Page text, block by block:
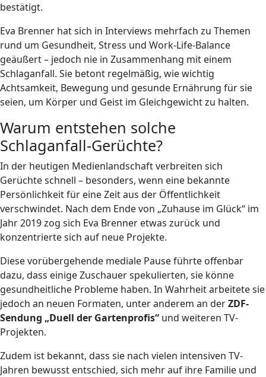
bestätigt.
Eva Brenner hat sich in Interviews mehrfach zu Themen
rund um Gesundheit, Stress und Work-Life-Balance
geäußert – jedoch nie in Zusammenhang mit einem
Schlaganfall. Sie betont regelmäßig, wie wichtig
Achtsamkeit, Bewegung und gesunde Ernährung für sie
seien, um Körper und Geist im Gleichgewicht zu halten.
Warum entstehen solche
Schlaganfall-Gerüchte?
In der heutigen Medienlandschaft verbreiten sich
Gerüchte schnell – besonders, wenn eine bekannte
Persönlichkeit für eine Zeit aus der Öffentlichkeit
verschwindet. Nach dem Ende von „Zuhause im Glück“ im
Jahr 2019 zog sich Eva Brenner etwas zurück und
konzentrierte sich auf neue Projekte.
Diese vorübergehende mediale Pause führte offenbar
dazu, dass einige Zuschauer spekulierten, sie könne
gesundheitliche Probleme haben. In Wahrheit arbeitete sie
jedoch an neuen Formaten, unter anderem an derZDF-
Sendung „Duell der Gartenprofis“ und weiteren TV-
Projekten.
Zudem ist bekannt, dass sie nach vielen intensiven TV-
Jahren bewusst entschied, sich mehr auf ihre Familie und